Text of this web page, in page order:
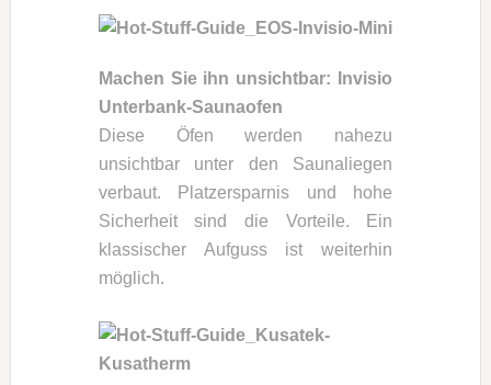
Machen Sie ihn unsichtbar: Invisio
Unterbank-Saunaofen
Diese Öfen werden nahezu
unsichtbar unter den Saunaliegen
verbaut. Platzersparnis und hohe
Sicherheit sind die Vorteile. Ein
klassischer Aufguss ist weiterhin
möglich.